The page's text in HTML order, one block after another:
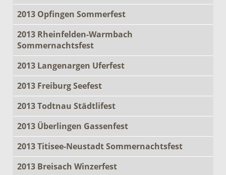
2013 Opfingen Sommerfest
2013 Rheinfelden-Warmbach
Sommernachtsfest
2013 Langenargen Uferfest
2013 Freiburg Seefest
2013 Todtnau Städtlifest
2013 Überlingen Gassenfest
2013 Titisee-Neustadt Sommernachtsfest
2013 Breisach Winzerfest